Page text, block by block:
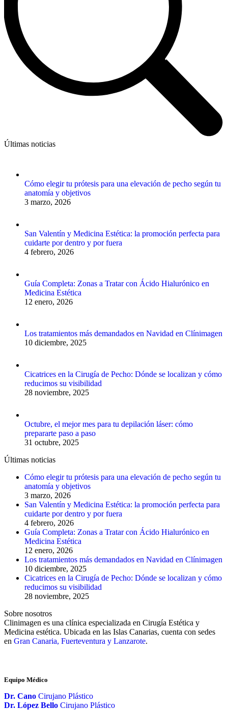
Últimas noticias
Cómo elegir tu prótesis para una elevación de pecho según tu
anatomía y objetivos
3 marzo, 2026
San Valentín y Medicina Estética: la promoción perfecta para
cuidarte por dentro y por fuera
4 febrero, 2026
Guía Completa: Zonas a Tratar con Ácido Hialurónico en
Medicina Estética
12 enero, 2026
Los tratamientos más demandados en Navidad en Clínimagen
10 diciembre, 2025
Cicatrices en la Cirugía de Pecho: Dónde se localizan y cómo
reducimos su visibilidad
28 noviembre, 2025
Octubre, el mejor mes para tu depilación láser: cómo
prepararte paso a paso
31 octubre, 2025
Últimas noticias
Cómo elegir tu prótesis para una elevación de pecho según tu
anatomía y objetivos
3 marzo, 2026
San Valentín y Medicina Estética: la promoción perfecta para
cuidarte por dentro y por fuera
4 febrero, 2026
Guía Completa: Zonas a Tratar con Ácido Hialurónico en
Medicina Estética
12 enero, 2026
Los tratamientos más demandados en Navidad en Clínimagen
10 diciembre, 2025
Cicatrices en la Cirugía de Pecho: Dónde se localizan y cómo
reducimos su visibilidad
28 noviembre, 2025
Sobre nosotros
Clinimagen es una clínica especializada en Cirugía Estética y
Medicina estética. Ubicada en las Islas Canarias, cuenta con sedes
en Gran Canaria, Fuerteventura y Lanzarote.
Equipo Médico
Dr. Cano Cirujano Plástico
Dr. López Bello Cirujano Plástico